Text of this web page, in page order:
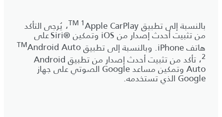
بالنسبة إلى تطبيق Apple CarPlay
TM 1، يُرجى التأكد
من تثبيت أحدث إصدار من iOS وتمكين Siri®‎ على
هاتف iPhone. وبالنسبة إلى تطبيق
Android Auto
TM
2
، تأكد من تثبيت أحدث إصدار من تطبيق Android
Auto وتمكين مساعد Google الصوتي على جهاز
Google الذي تستخدمه.